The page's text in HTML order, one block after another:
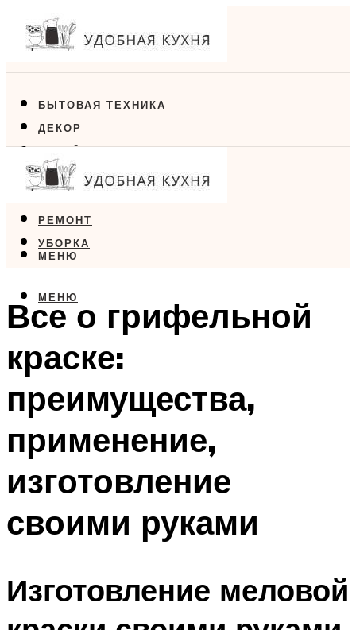
БЫТОВАЯ ТЕХНИКА
ДЕКОР
ДИЗАЙН
ЕДА
РЕМОНТ
УБОРКА
МЕНЮ
МЕНЮ
Все о грифельной
краске:
преимущества,
применение,
изготовление
своими руками
Изготовление меловой